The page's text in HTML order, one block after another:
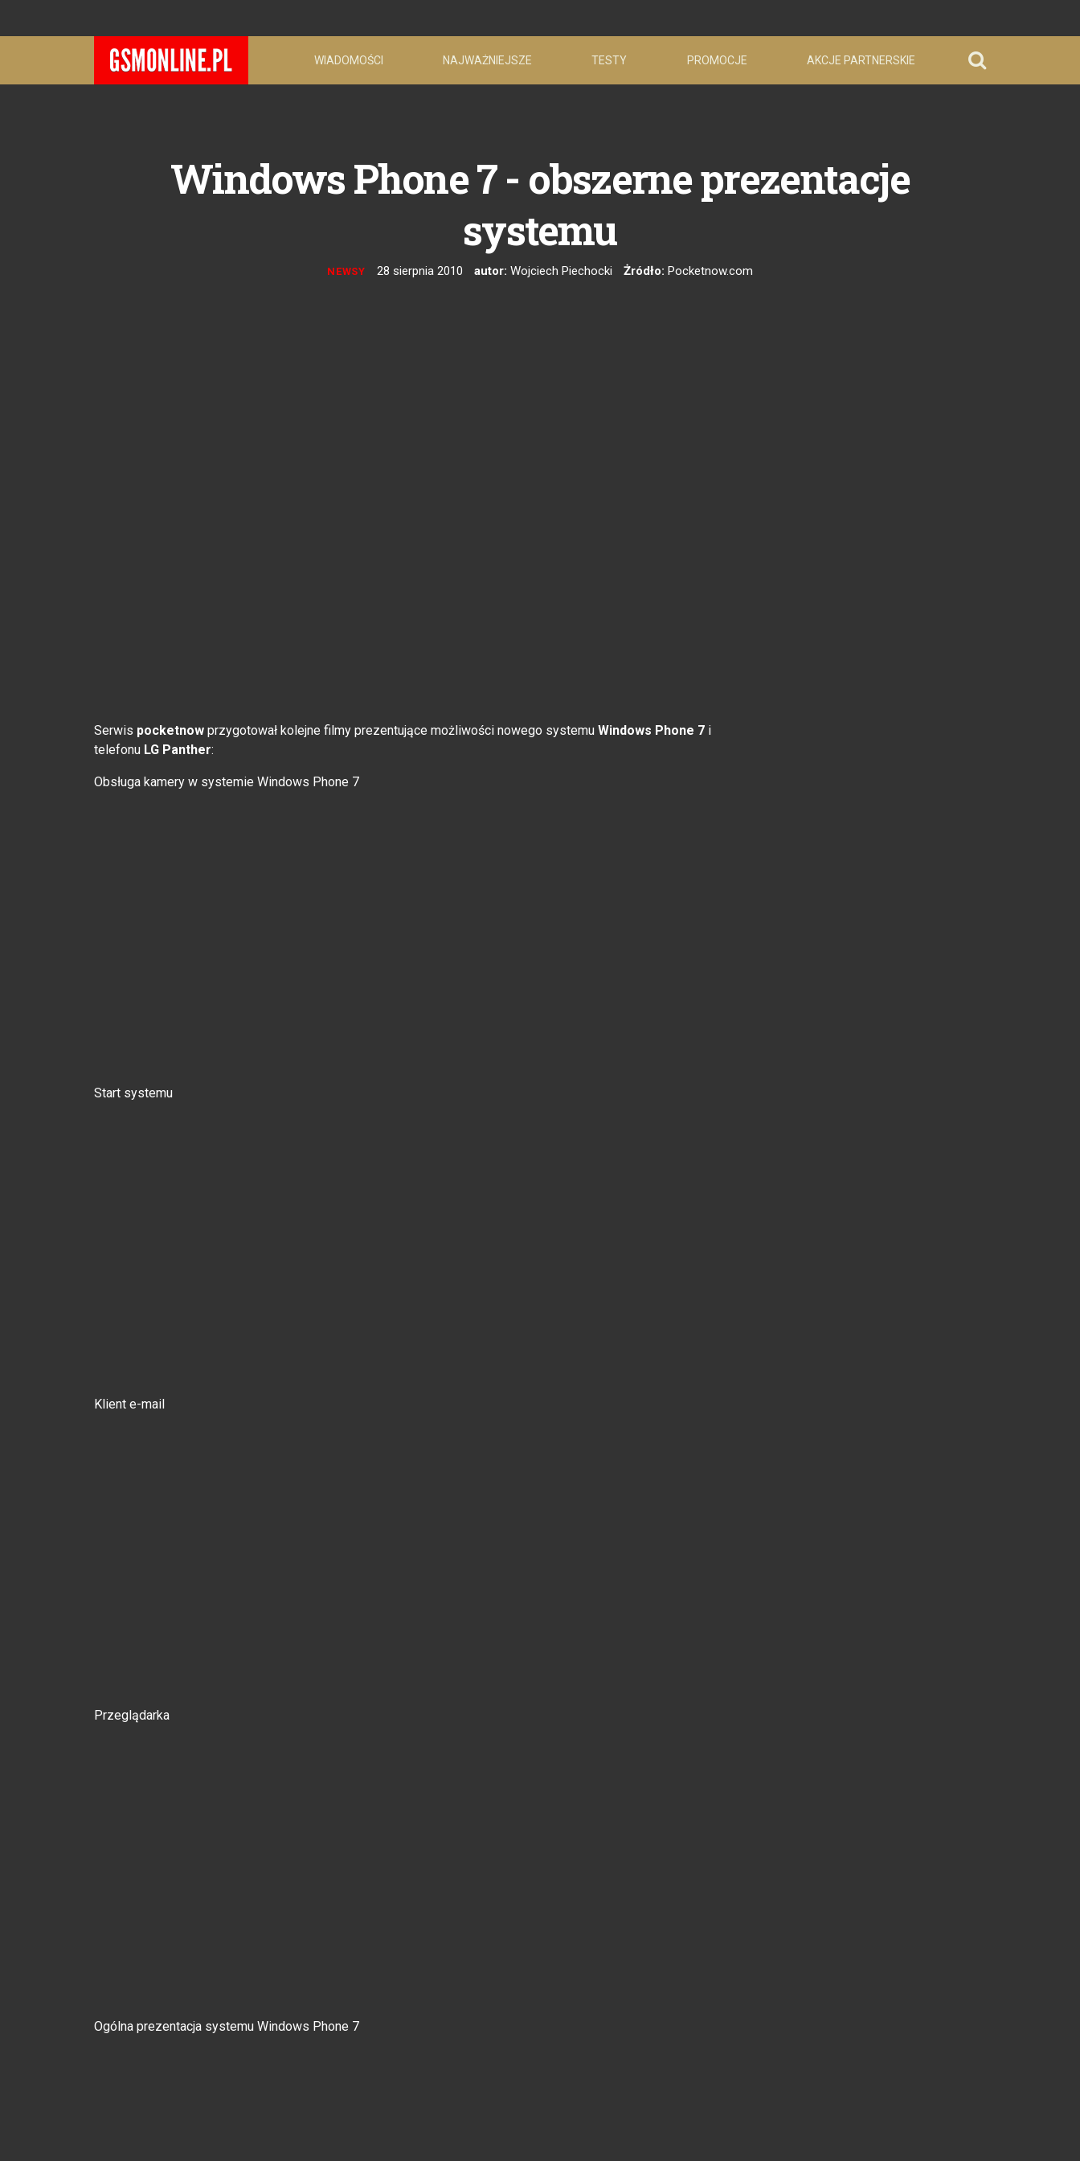
WIADOMOŚCI NAJWAŻNIEJSZE TESTY PROMOCJE AKCJE PARTNERSKIE
Windows Phone 7 - obszerne prezentacje
systemu
NEWSY 28 sierpnia 2010 autor: Wojciech Piechocki Żródło: Pocketnow.com
Serwis pocketnow przygotował kolejne filmy prezentujące możliwości nowego systemu Windows Phone 7 i
telefonu LG Panther:
Obsługa kamery w systemie Windows Phone 7
Start systemu
Klient e-mail
Przeglądarka
Ogólna prezentacja systemu Windows Phone 7